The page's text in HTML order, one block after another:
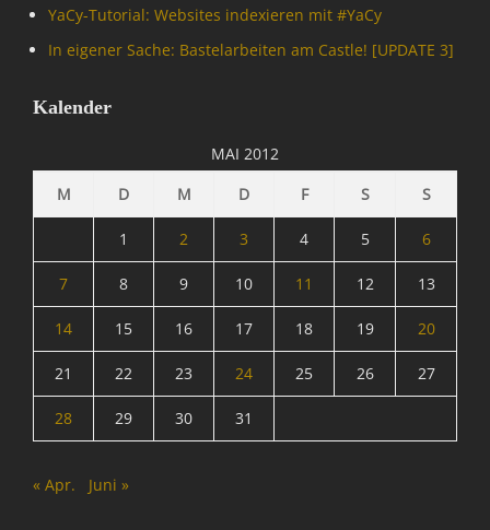
e
b
r
a
h
n
YaCy-Tutorial: Websites indexieren mit #YaCy
In eigener Sache: Bastelarbeiten am Castle! [UPDATE 3]
Kalender
MAI 2012
M
D M D F S S
1 2 3 4 5 6
7 8 9 10 11 12 13
14 15 16 17 18 19 20
21 22 23 24 25 26 27
28 29 30 31
« Apr. Juni »